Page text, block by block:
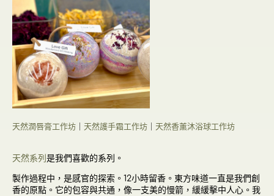
天然潤唇膏工作坊 天然護手霜工作坊 天然香薰沐浴球工作坊
天然系列 是我們喜歡的系列。
製作過程中，是感官的探索。12小時留香。東方味道一直是我們創
香的原點。它的包容與共通，像一支美的慢箭，緩緩擊中人心。我